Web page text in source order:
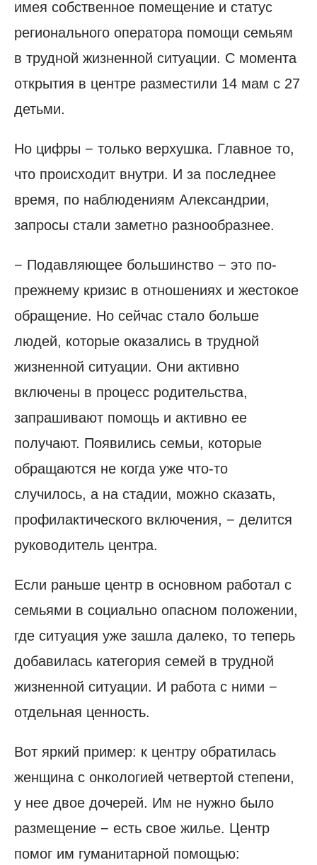
имея собственное помещение и статус
регионального оператора помощи семьям
в трудной жизненной ситуации. С момента
открытия в центре разместили 14 мам с 27
детьми.
Но цифры − только верхушка. Главное то,
что происходит внутри. И за последнее
время, по наблюдениям Александрии,
запросы стали заметно разнообразнее.
− Подавляющее большинство − это по-
прежнему кризис в отношениях и жестокое
обращение. Но сейчас стало больше
людей, которые оказались в трудной
жизненной ситуации. Они активно
включены в процесс родительства,
запрашивают помощь и активно ее
получают. Появились семьи, которые
обращаются не когда уже что-то
случилось, а на стадии, можно сказать,
профилактического включения, − делится
руководитель центра.
Если раньше центр в основном работал с
семьями в социально опасном положении,
где ситуация уже зашла далеко, то теперь
добавилась категория семей в трудной
жизненной ситуации. И работа с ними −
отдельная ценность.
Вот яркий пример: к центру обратилась
женщина с онкологией четвертой степени,
у нее двое дочерей. Им не нужно было
размещение − есть свое жилье. Центр
помог им гуманитарной помощью: